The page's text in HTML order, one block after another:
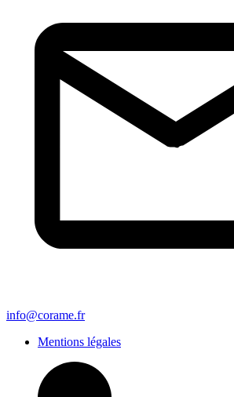
info@corame.fr
Mentions légales